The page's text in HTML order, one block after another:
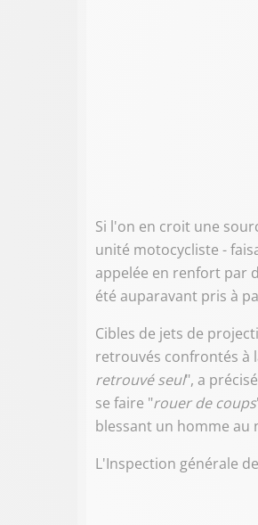
Si l'on en croit une
unité motocycliste -
appelée en renfort par
été auparavant pris à
Cibles de jets de
retrouvés confrontés à
retrouvé seul", a
se faire "rouer de coups
blessant un homme au
L'Inspection générale